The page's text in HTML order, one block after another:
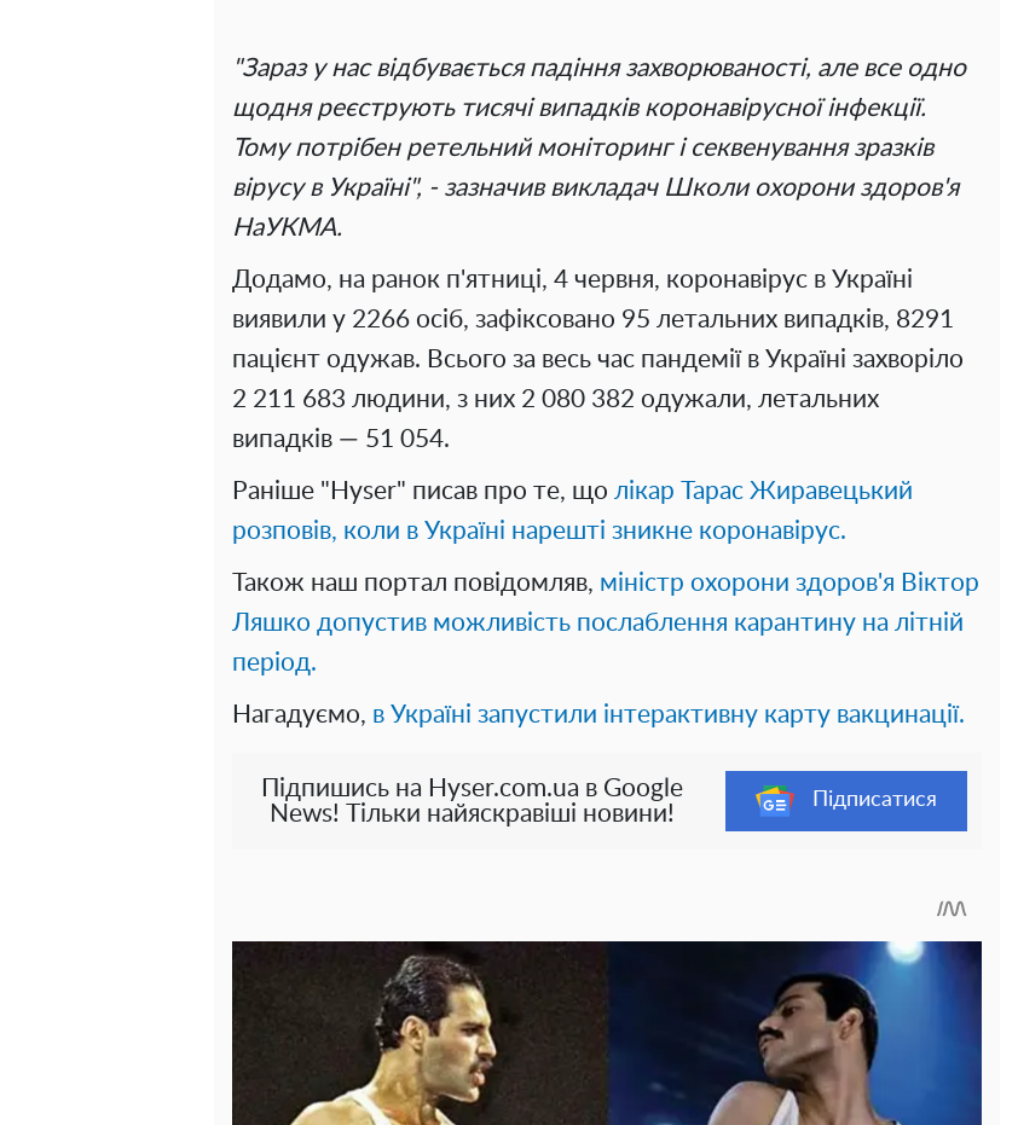
"Зараз у нас відбувається падіння захворюваності, але все одно
щодня реєструють тисячі випадків коронавірусної інфекції.
Тому потрібен ретельний моніторинг і секвенування зразків
вірусу в Україні", - зазначив викладач Школи охорони здоров'я
НаУКМА.
Додамо, на ранок п'ятниці, 4 червня, коронавірус в Україні
виявили у 2266 осіб, зафіксовано 95 летальних випадків, 8291
пацієнт одужав. Всього за весь час пандемії в Україні захворіло
2 211 683 людини, з них 2 080 382 одужали, летальних
випадків — 51 054.
Раніше "Нyser" писав про те, що лікар Тарас Жиравецький
розповів, коли в Україні нарешті зникне коронавірус.
Також наш портал повідомляв, міністр охорони здоров'я Віктор
Ляшко допустив можливість послаблення карантину на літній
період.
Нагадуємо, в Україні запустили інтерактивну карту вакцинації.
Підпишись на Hyser.com.ua в Google
News! Тільки найяскравіші новини!
Підписатися